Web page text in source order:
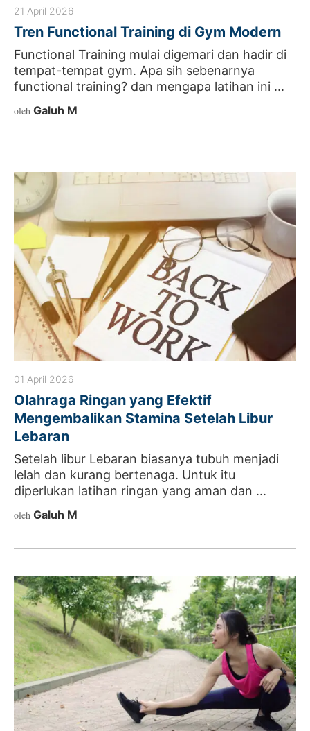
21 April 2026
Tren Functional Training di Gym Modern
Functional Training mulai digemari dan hadir di
tempat-tempat gym. Apa sih sebenarnya
functional training? dan mengapa latihan ini ...
oleh Galuh M
01 April 2026
Olahraga Ringan yang Efektif
Mengembalikan Stamina Setelah Libur
Lebaran
Setelah libur Lebaran biasanya tubuh menjadi
lelah dan kurang bertenaga. Untuk itu
diperlukan latihan ringan yang aman dan ...
oleh Galuh M